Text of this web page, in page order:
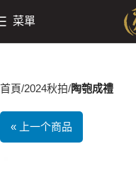
菜單
首頁 2024秋拍 陶匏成禮
« 上一个商品